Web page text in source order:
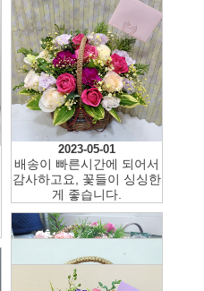
2023-05-01
배송이 빠른시간에 되어서
감사하고요, 꽃들이 싱싱한
게 좋습니다.